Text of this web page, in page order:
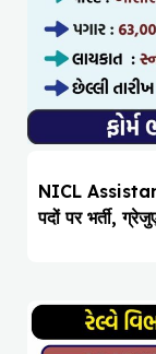
NICL
पदों पर भर्ती,